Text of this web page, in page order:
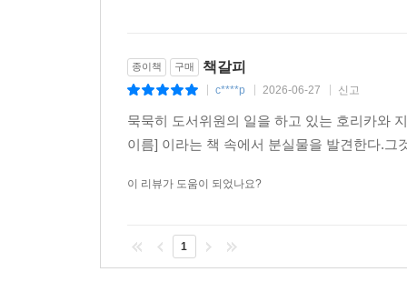
종이책 구매 책갈피
c****p 2026-06-27 신고
묵묵히 도서위원의 일을 하고 있는 호리카와
이름] 이라는 책 속에서 분실물을 발견한다.
이 리뷰가 도움이 되었나요?
1